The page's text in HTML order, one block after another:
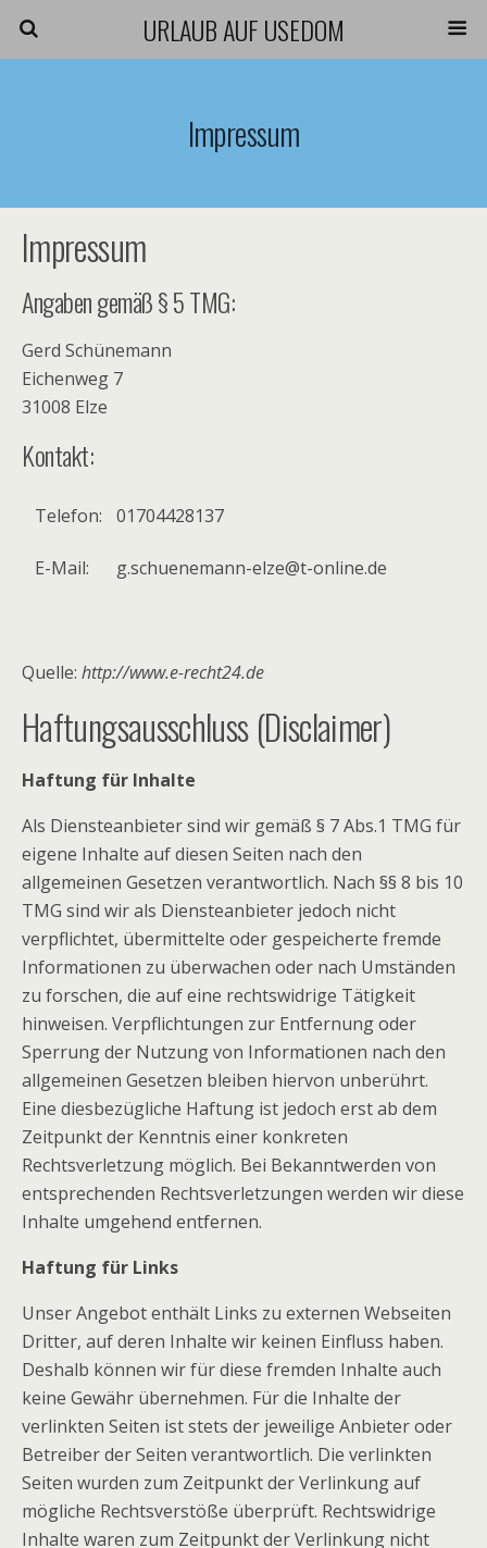
URLAUB AUF USEDOM
Impressum
Impressum
Angaben gemäß § 5 TMG:
Gerd Schünemann
Eichenweg 7
31008 Elze
Kontakt:
Telefon: 01704428137
E-Mail: g.schuenemann-elze@t-online.de
Quelle: http://www.e-recht24.de
Haftungsausschluss (Disclaimer)
Haftung für Inhalte
Als Diensteanbieter sind wir gemäß § 7 Abs.1 TMG für
eigene Inhalte auf diesen Seiten nach den
allgemeinen Gesetzen verantwortlich. Nach §§ 8 bis 10
TMG sind wir als Diensteanbieter jedoch nicht
verpflichtet, übermittelte oder gespeicherte fremde
Informationen zu überwachen oder nach Umständen
zu forschen, die auf eine rechtswidrige Tätigkeit
hinweisen. Verpflichtungen zur Entfernung oder
Sperrung der Nutzung von Informationen nach den
allgemeinen Gesetzen bleiben hiervon unberührt.
Eine diesbezügliche Haftung ist jedoch erst ab dem
Zeitpunkt der Kenntnis einer konkreten
Rechtsverletzung möglich. Bei Bekanntwerden von
entsprechenden Rechtsverletzungen werden wir diese
Inhalte umgehend entfernen.
Haftung für Links
Unser Angebot enthält Links zu externen Webseiten
Dritter, auf deren Inhalte wir keinen Einfluss haben.
Deshalb können wir für diese fremden Inhalte auch
keine Gewähr übernehmen. Für die Inhalte der
verlinkten Seiten ist stets der jeweilige Anbieter oder
Betreiber der Seiten verantwortlich. Die verlinkten
Seiten wurden zum Zeitpunkt der Verlinkung auf
mögliche Rechtsverstöße überprüft. Rechtswidrige
Inhalte waren zum Zeitpunkt der Verlinkung nicht